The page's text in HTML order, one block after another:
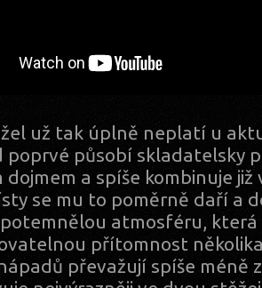
už tak úplně neplatí u
poprvé působí skladatelsky
dojmem a spíše kombinuje již
se mu to poměrně daří a
atmosféru,
přítomnost
převažují spíše méně